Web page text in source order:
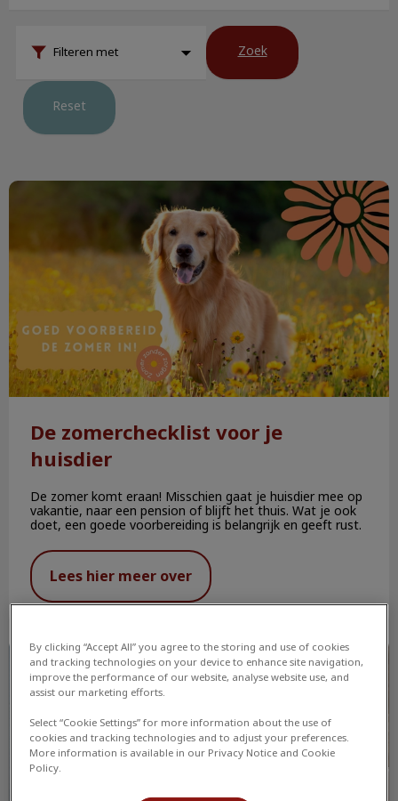
Filteren met Zoek
Reset
De zomerchecklist voor je huisdier
De zomerchecklist voor je
huisdier
De zomer komt eraan! Misschien gaat je huisdier mee op
vakantie, naar een pension of blijft het thuis. Wat je ook
doet, een goede voorbereiding is belangrijk en geeft rust.
Lees hier meer over
Verzekering
By clicking “Accept All” you agree to the storing and use of cookies
and tracking technologies on your device to enhance site navigation,
improve the performance of our website, analyse website use, and
assist our marketing efforts.
Select “Cookie Settings” for more information about the use of
cookies and tracking technologies and to adjust your preferences.
More information is available in our Privacy Notice and Cookie
Policy.